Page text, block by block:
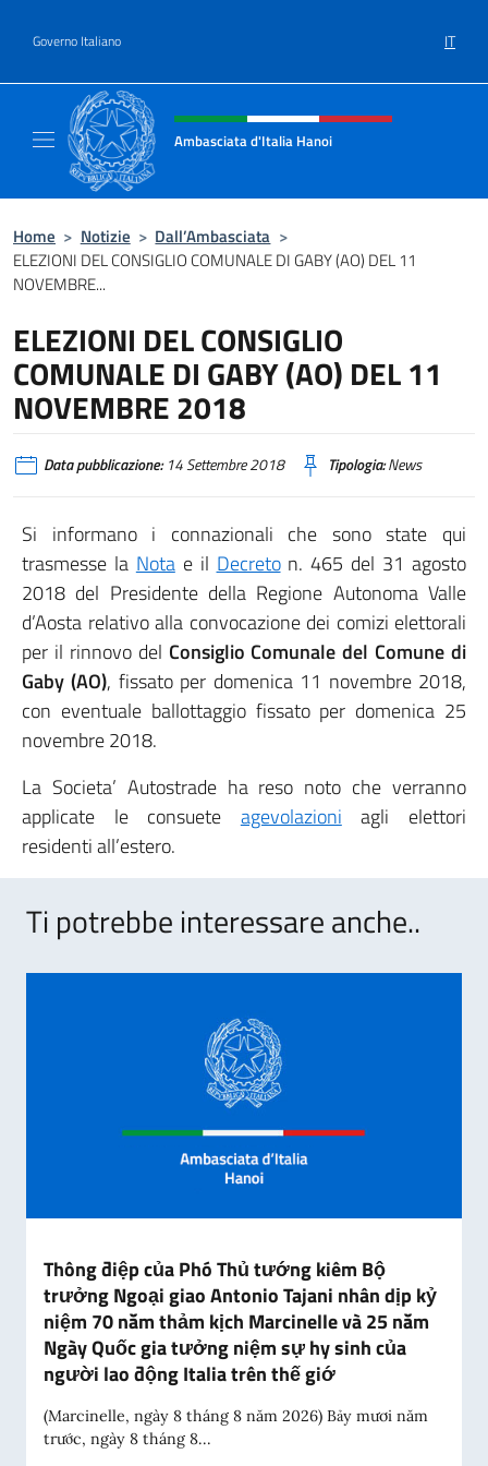
Governo Italiano IT
Intestazione sito, social e menù
Ambasciata d'Italia Hanoi
Home > Notizie > Dall’Ambasciata >
ELEZIONI DEL CONSIGLIO COMUNALE DI GABY (AO) DEL 11
NOVEMBRE...
ELEZIONI DEL CONSIGLIO
COMUNALE DI GABY (AO) DEL 11
NOVEMBRE 2018
Data pubblicazione:14 Settembre 2018 Tipologia:News
Si informano i connazionali che sono state qui
trasmesse la Notae il Decreton. 465 del 31 agosto
2018 del Presidente della Regione Autonoma Valle
d’Aosta relativo alla convocazione dei comizi elettorali
per il rinnovo del Consiglio Comunale del Comune di
Gaby (AO), fissato per domenica 11 novembre 2018,
con eventuale ballottaggio fissato per domenica 25
novembre 2018.
La Societa’ Autostrade ha reso noto che verranno
applicate le consuete agevolazioni agli elettori
residenti all’estero.
Ti potrebbe interessare anche..
Thông điệp của Phó Thủ tướng kiêm Bộ
trưởng Ngoại giao Antonio Tajani nhân dịp kỷ
niệm 70 năm thảm kịch Marcinelle và 25 năm
Ngày Quốc gia tưởng niệm sự hy sinh của
người lao động Italia trên thế giớ
(Marcinelle, ngày 8 tháng 8 năm 2026) Bảy mươi năm
trước, ngày 8 tháng 8...